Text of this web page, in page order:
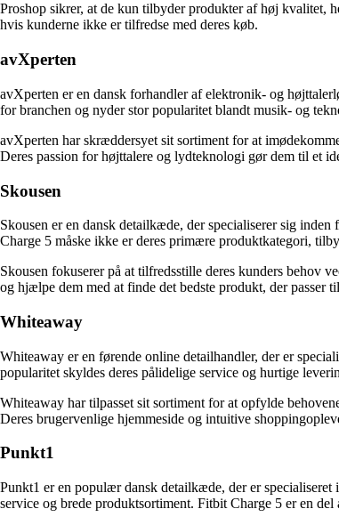
Proshop sikrer, at de kun tilbyder produkter af høj kvalitet,
hvis kunderne ikke er tilfredse med deres køb.
avXperten
avXperten er en dansk forhandler af elektronik- og
for branchen og nyder stor popularitet blandt musik- og
avXperten har skræddersyet sit sortiment for at
Deres passion for højttalere og lydteknologi gør dem til et
Skousen
Skousen er en dansk detailkæde, der specialiserer sig
Charge 5 måske ikke er deres primære produktkategori,
Skousen fokuserer på at tilfredsstille deres kunders behov
og hjælpe dem med at finde det bedste produkt, der passer
Whiteaway
Whiteaway er en førende online detailhandler, der er
popularitet skyldes deres pålidelige service og hurtige
Whiteaway har tilpasset sit sortiment for at opfylde
Deres brugervenlige hjemmeside og intuitive
Punkt1
Punkt1 er en populær dansk detailkæde, der er
service og brede produktsortiment. Fitbit Charge 5 er en del